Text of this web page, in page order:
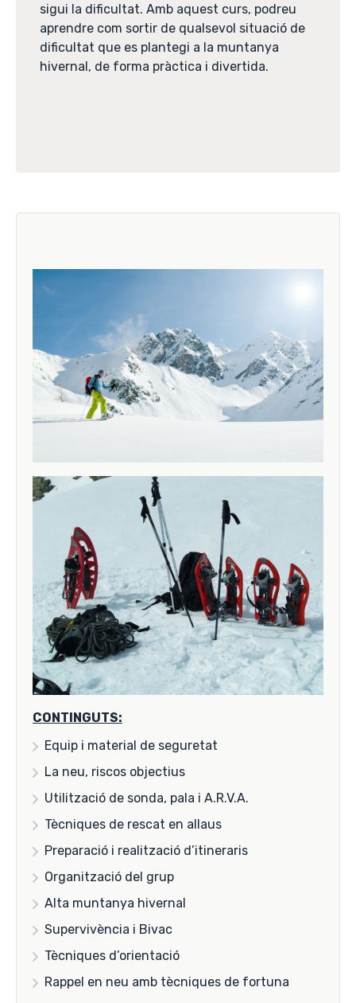
sigui la dificultat. Amb aquest curs, podreu
aprendre com sortir de qualsevol situació de
dificultat que es plantegi a la muntanya
hivernal, de forma pràctica i divertida.
CONTINGUTS:
Equip i material de seguretat
La neu, riscos objectius
Utilització de sonda, pala i A.R.V.A.
Tècniques de rescat en allaus
Preparació i realització d’itineraris
Organització del grup
Alta muntanya hivernal
Supervivència i Bivac
Tècniques d’orientació
Rappel en neu amb tècniques de fortuna